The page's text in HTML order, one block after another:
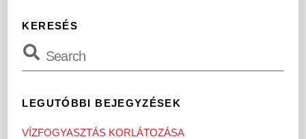
KERESÉS
LEGUTÓBBI BEJEGYZÉSEK
VÍZFOGYASZTÁS KORLÁTOZÁSA